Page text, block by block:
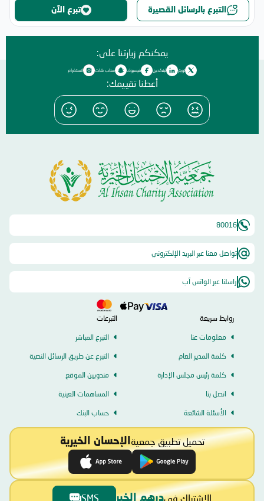
التبرع بالرسائل القصيرة تبرع الآن
يمكنكم زيارتنا على:
تويتر لينكدين فيسبوك سناب شات انستغرام
أعطنا تقييمك:
80016
تواصل معنا عبر البريد الإلكتروني
راسلنا عبر الواتس آب
روابط سريعة
معلومات عنا
كلمة المدير العام
كلمة رئيس مجلس الإدارة
اتصل بنا
الأسئلة الشائعة
التبرعات
التبرع المباشر
التبرع عن طريق الرسائل النصية
مندوبين الموقع
المساهمات العينية
حساب البنك
تحميل تطبيق جمعية الإحسان الخيرية
الاشتراك فيدرهم الخير SMS